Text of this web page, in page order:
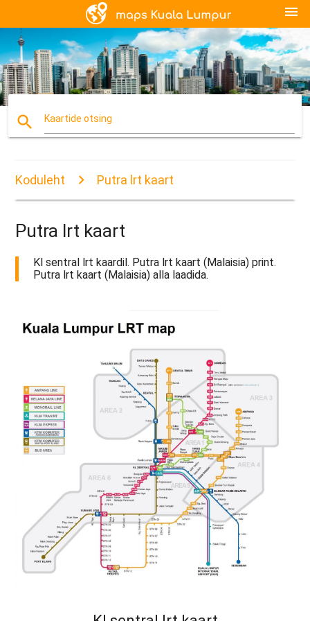
menu
search Kaartide otsing
Koduleht Putra lrt kaart
Putra lrt kaart
Kl sentral lrt kaardil. Putra lrt kaart (Malaisia) print.
Putra lrt kaart (Malaisia) alla laadida.